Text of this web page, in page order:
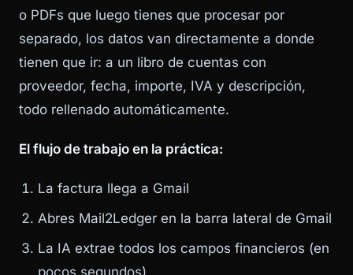
o PDFs que luego tienes que procesar por
separado, los datos van directamente a donde
tienen que ir: a un libro de cuentas con
proveedor, fecha, importe, IVA y descripción,
todo rellenado automáticamente.
El flujo de trabajo en la práctica:
La factura llega a Gmail
Abres Mail2Ledger en la barra lateral de Gmail
La IA extrae todos los campos financieros (en
pocos segundos)